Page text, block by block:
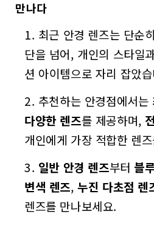
만나다
최근 안경 렌즈는 단순
단을 넘어, 개인의 스타일
션 아이템으로 자리 잡았
추천하는 안경점에서는
다양한 렌즈를 제공하며,
개인에게 가장 적합한 렌
일반 안경 렌즈부터 블
변색 렌즈,누진 다초점 렌
렌즈를 만나보세요.